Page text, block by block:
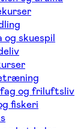
og skuespil
og friluftsliv
fiskeri